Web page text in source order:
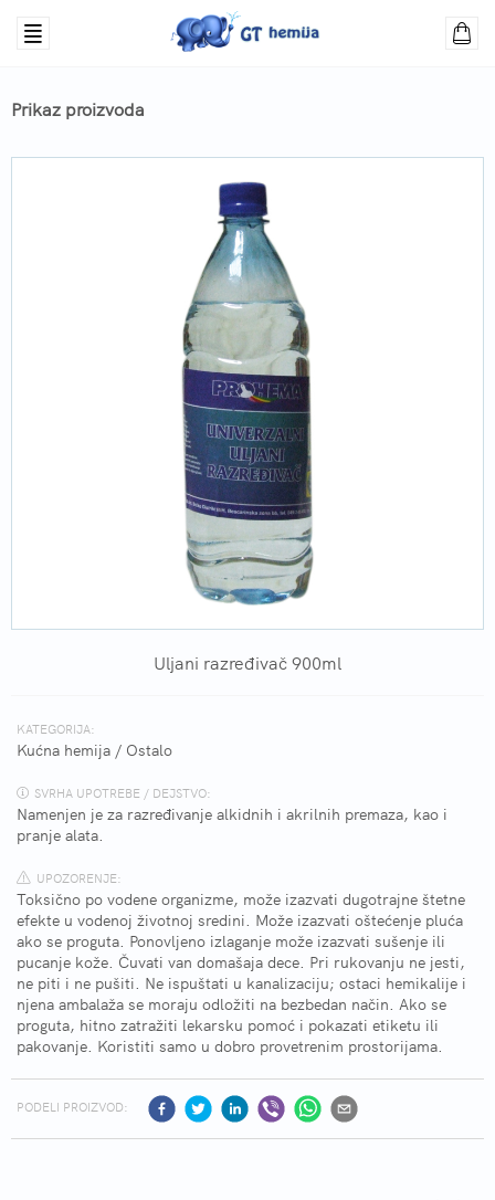
Prikaz proizvoda
Uljani razređivač 900ml
KATEGORIJA:
Kućna hemija / Ostalo
SVRHA UPOTREBE / DEJSTVO:
Namenjen je za razređivanje alkidnih i akrilnih premaza, kao i
pranje alata.
UPOZORENJE:
Toksično po vodene organizme, može izazvati dugotrajne štetne
efekte u vodenoj životnoj sredini. Može izazvati oštećenje pluća
ako se proguta. Ponovljeno izlaganje može izazvati sušenje ili
pucanje kože. Čuvati van domašaja dece. Pri rukovanju ne jesti,
ne piti i ne pušiti. Ne ispuštati u kanalizaciju; ostaci hemikalije i
njena ambalaža se moraju odložiti na bezbedan način. Ako se
proguta, hitno zatražiti lekarsku pomoć i pokazati etiketu ili
pakovanje. Koristiti samo u dobro provetrenim prostorijama.
PODELI PROIZVOD: